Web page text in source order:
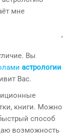
мне
‘
Вы
астрологии
Вас.
книги. Можно
способ
возможность